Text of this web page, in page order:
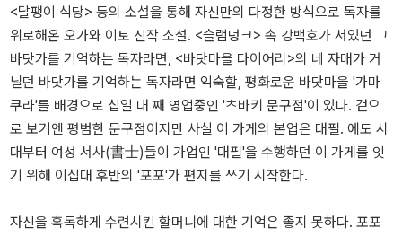
<달팽이 식당> 등의 소설을 통해 자신만의 다정한 방식으로 독자를
위로해온 오가와 이토 신작 소설. <슬램덩크> 속 강백호가 서있던 그
바닷가를 기억하는 독자라면, <바닷마을 다이어리>의 네 자매가 거
닐던 바닷가를 기억하는 독자라면 익숙할, 평화로운 바닷마을 '가마
쿠라'를 배경으로 십일 대 째 영업중인 '츠바키 문구점'이 있다. 겉으
로 보기엔 평범한 문구점이지만 사실 이 가게의 본업은 대필. 에도 시
대부터 여성 서사(書士)들이 가업인 '대필'을 수행하던 이 가게를 잇
기 위해 이십대 후반의 '포포'가 편지를 쓰기 시작한다.
자신을 혹독하게 수련시킨 할머니에 대한 기억은 좋지 못하다. 포포